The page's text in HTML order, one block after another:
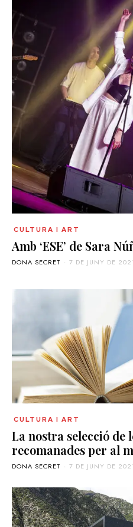
CULTURA I ART
Amb ‘ESE’ de Sara
DONA SECRET - 7 DE JUNY DE
CULTURA I ART
La nostra selecció de
recomanades per al
DONA SECRET - 7 DE JUNY DE